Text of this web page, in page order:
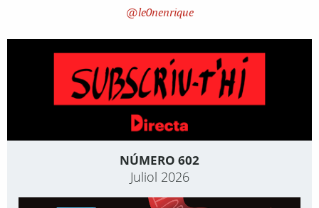
le0nenrique
NÚMERO 602
Juliol 2026